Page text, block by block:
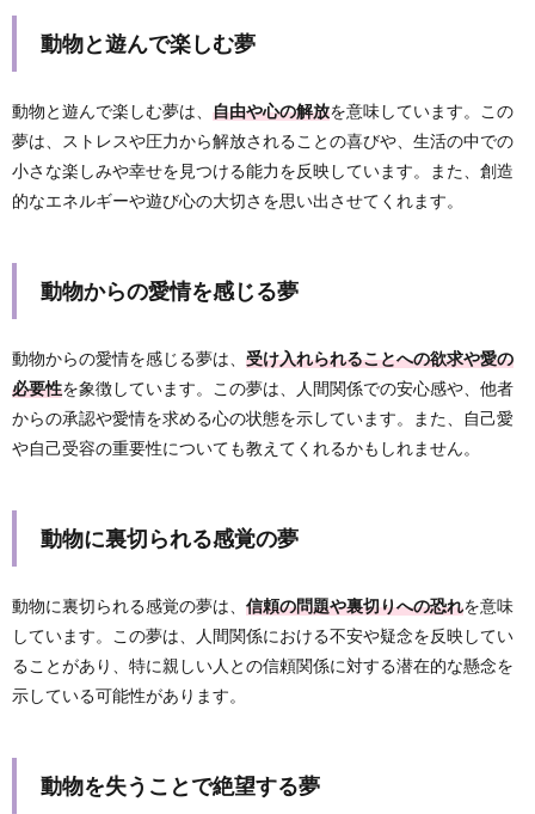
動物と遊んで楽しむ夢
動物と遊んで楽しむ夢は、 自由や心の解放を意味しています。この
夢は、ストレスや圧力から解放されることの喜びや、生活の中での
小さな楽しみや幸せを見つける能力を反映しています。また、創造
的なエネルギーや遊び心の大切さを思い出させてくれます。
動物からの愛情を感じる夢
動物からの愛情を感じる夢は、 受け入れられることへの欲求や愛の
必要性を象徴しています。この夢は、人間関係での安心感や、他者
からの承認や愛情を求める心の状態を示しています。また、自己愛
や自己受容の重要性についても教えてくれるかもしれません。
動物に裏切られる感覚の夢
動物に裏切られる感覚の夢は、 信頼の問題や裏切りへの恐れを意味
しています。この夢は、人間関係における不安や疑念を反映してい
ることがあり、特に親しい人との信頼関係に対する潜在的な懸念を
示している可能性があります。
動物を失うことで絶望する夢